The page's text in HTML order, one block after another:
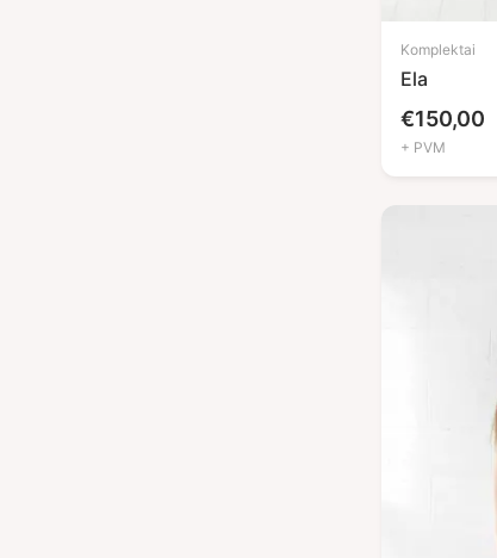
Komplektai
Ela
€150,00
+ PVM